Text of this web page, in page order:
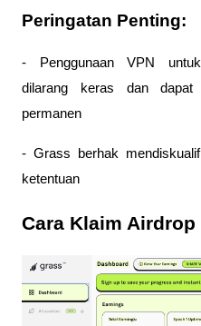
Peringatan Penting:
- Penggunaan VPN
dilarang keras dan dapat
permanen
- Grass berhak
ketentuan
Cara Klaim Airdrop